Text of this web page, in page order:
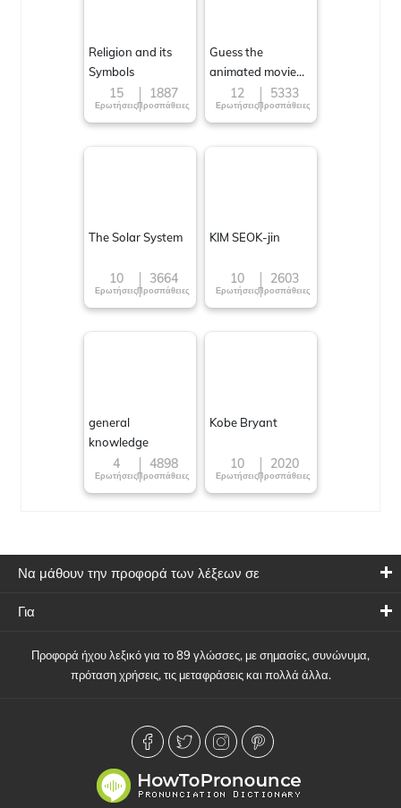
Religion and its
Symbols
15
Ερωτήσεις
1887
Προσπάθειες
Guess the
animated movie
character
12
Ερωτήσεις
5333
Προσπάθειες
The Solar System
10
Ερωτήσεις
3664
Προσπάθειες
KIM SEOK-jin
10
Ερωτήσεις
2603
Προσπάθειες
general
knowledge
4
Ερωτήσεις
4898
Προσπάθειες
Kobe Bryant
10
Ερωτήσεις
2020
Προσπάθειες
Να μάθουν την προφορά των λέξεων σε
Για
Προφορά ήχου λεξικό για το 89 γλώσσες, με σημασίες, συνώνυμα,
πρόταση χρήσεις, τις μεταφράσεις και πολλά άλλα.